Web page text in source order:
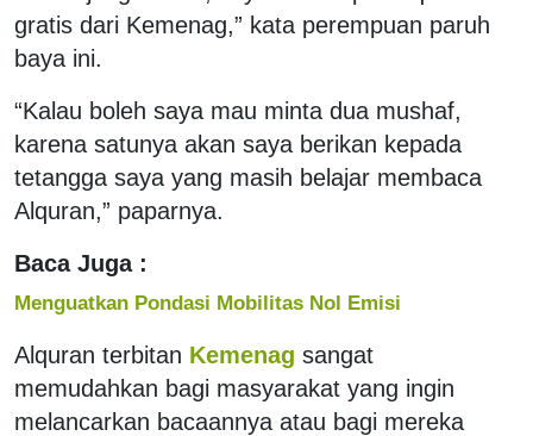
gratis dari Kemenag,” kata perempuan paruh
baya ini.
“Kalau boleh saya mau minta dua mushaf,
karena satunya akan saya berikan kepada
tetangga saya yang masih belajar membaca
Alquran,” paparnya.
Baca Juga :
Menguatkan Pondasi Mobilitas Nol Emisi
Alquran terbitan Kemenag sangat
memudahkan bagi masyarakat yang ingin
melancarkan bacaannya atau bagi mereka